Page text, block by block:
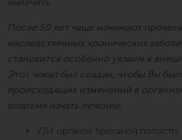
После 50 лет чаще начинают
наследственных хронических
становится особенно уязвим к
Этот чекап был создан, чтобы Вы
происходящих изменений в
вовремя начать лечение.
УЗИ органов брюшной полости,